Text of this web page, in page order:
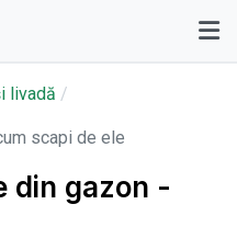
livadă
scapi de ele
din gazon -